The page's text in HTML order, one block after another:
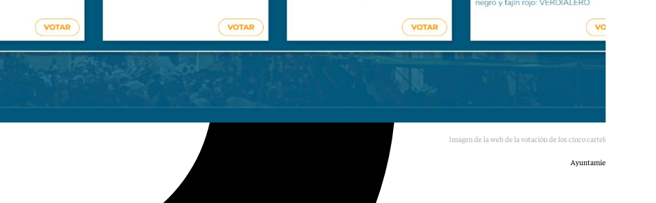
Imagen de la web de la votación de los cinco carteles candidatos.
Ayuntamiento de Málaga